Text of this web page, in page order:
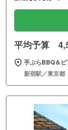
平均予算
手ぶらBBQ＆
新宿駅／東京都